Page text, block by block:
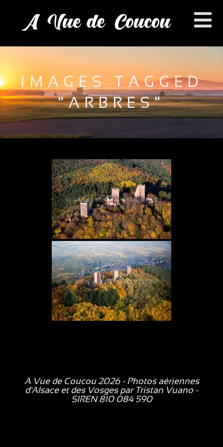
IMAGES TAGGED
"ARBRES"
A Vue de Coucou 2026 - Photos aériennes
d'Alsace et des Vosges par Tristan Vuano -
SIREN 810 084 590